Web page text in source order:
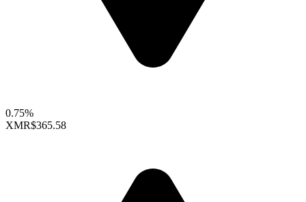
0.75%
XMR$365.58